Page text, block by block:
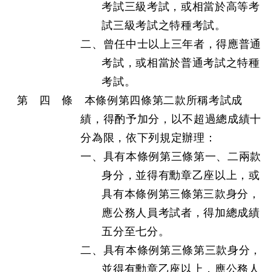
考試三級考試，或相當於高等考
試三級考試之特種考試。
二、曾任中士以上三年者，得應普通
考試，或相當於普通考試之特種
考試。
第 四 條 本條例第四條第二款所稱考試成
績，得酌予加分，以不超過總成績十
分為限，依下列規定辦理：
一、具有本條例第三條第一、二兩款
身分，並得有勳章乙座以上，或
具有本條例第三條第三款身分，
應公務人員考試者，得加總成績
五分至七分。
二、具有本條例第三條第三款身分，
並得有勳章乙座以上，應公務人